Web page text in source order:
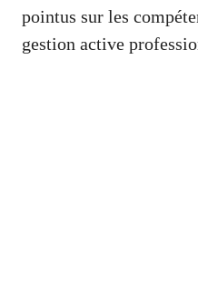
pointus sur les
gestion active